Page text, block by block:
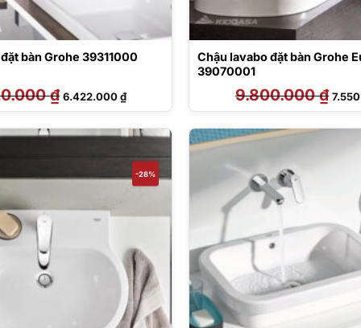
bàn Grohe 39311000
₫ Giá
gốc
là:
6.422.000₫Giá
hiện
tại
6.422.000 ₫.
Chậu lavabo đặt bàn Grohe
39070001
9.800.000₫ Giá
gốc
là:
-28%